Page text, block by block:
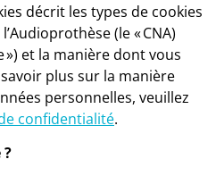
décrit les types de cookies
(le « CNA)
») et la manière dont vous
plus sur la manière
personnelles, veuillez
confidentialité.
?